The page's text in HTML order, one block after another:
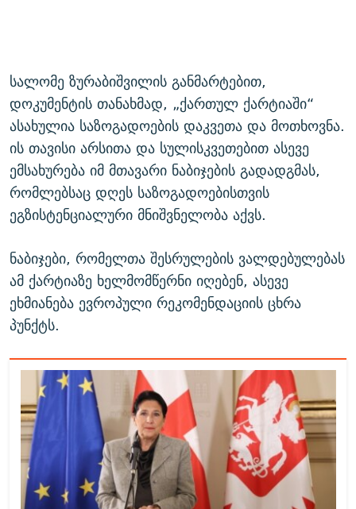
სალომე ზურაბიშვილის განმარტებით,
დოკუმენტის თანახმად, „ქართულ ქარტიაში“
ასახულია საზოგადოების დაკვეთა და მოთხოვნა.
ის თავისი არსითა და სულისკვეთებით ასევე
ემსახურება იმ მთავარი ნაბიჯების გადადგმას,
რომლებსაც დღეს საზოგადოებისთვის
ეგზისტენციალური მნიშვნელობა აქვს.
ნაბიჯები, რომელთა შესრულების ვალდებულებას
ამ ქარტიაზე ხელმომწერნი იღებენ, ასევე
ეხმიანება ევროპული რეკომენდაციის ცხრა
პუნქტს.